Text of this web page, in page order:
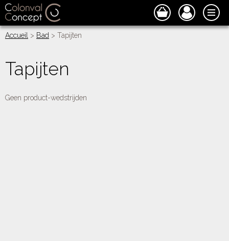
Accueil > Bad > Tapijten
Tapijten
Geen product-wedstrijden